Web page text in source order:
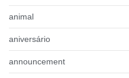
animal
aniversário
announcement